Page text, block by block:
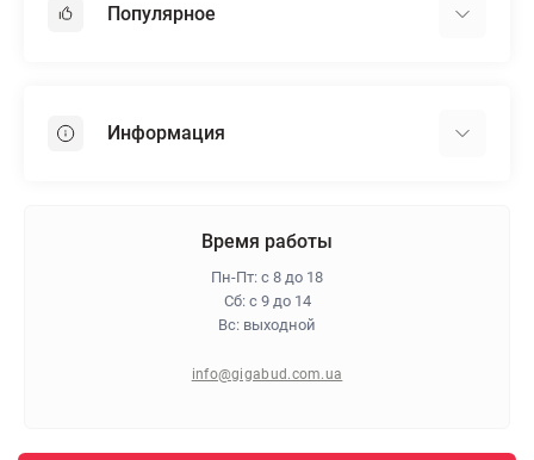
Популярное
Пенопласт
Информация
Политика конфиденциальности
Время работы
Пн-Пт: с 8 до 18
Сб: с 9 до 14
Вс: выходной
info@gigabud.com.ua